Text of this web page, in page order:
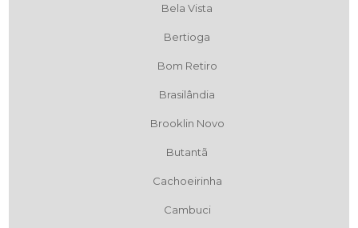
Bela Vista
Bertioga
Bom Retiro
Brasilândia
Brooklin Novo
Butantã
Cachoeirinha
Cambuci